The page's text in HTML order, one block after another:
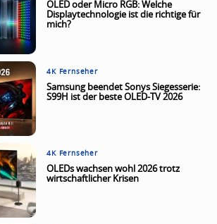
OLED oder Micro RGB: Welche
Displaytechnologie ist die richtige für
mich?
4K Fernseher
Samsung beendet Sonys Siegesserie:
S99H ist der beste OLED-TV 2026
4K Fernseher
OLEDs wachsen wohl 2026 trotz
wirtschaftlicher Krisen